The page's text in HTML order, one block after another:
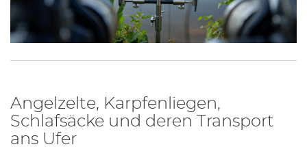
Angelzelte, Karpfenliegen,
Schlafsäcke und deren Transport
ans Ufer